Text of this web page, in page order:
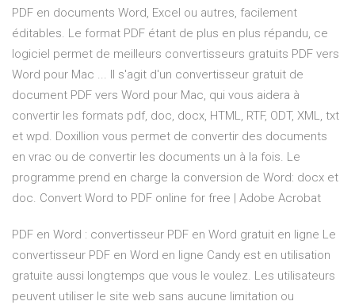
PDF en documents Word, Excel ou autres, facilement
éditables. Le format PDF étant de plus en plus répandu, ce
logiciel permet de meilleurs convertisseurs gratuits PDF vers
Word pour Mac ... Il s'agit d'un convertisseur gratuit de
document PDF vers Word pour Mac, qui vous aidera à
convertir les formats pdf, doc, docx, HTML, RTF, ODT, XML, txt
et wpd. Doxillion vous permet de convertir des documents
en vrac ou de convertir les documents un à la fois. Le
programme prend en charge la conversion de Word: docx et
doc. Convert Word to PDF online for free | Adobe Acrobat
PDF en Word : convertisseur PDF en Word gratuit en ligne Le
convertisseur PDF en Word en ligne Candy est en utilisation
gratuite aussi longtemps que vous le voulez. Les utilisateurs
peuvent utiliser le site web sans aucune limitation ou